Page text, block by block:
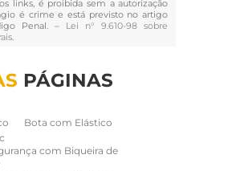
links, é proibida sem a autorização
é crime e está previsto no artigo
Penal. – Lei n° 9.610-98 sobre
.
PÁGINAS
Bota com Elástico
com Biqueira de